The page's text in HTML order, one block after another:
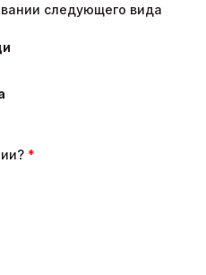
следующего вида